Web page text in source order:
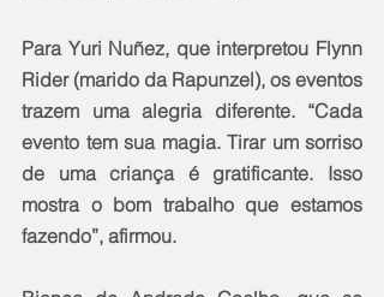
Para Yuri Nuñez, que interpretou Flynn
Rider (marido da Rapunzel), os eventos
trazem uma alegria diferente. “Cada
evento tem sua magia. Tirar um sorriso
de uma criança é gratificante. Isso
mostra o bom trabalho que estamos
fazendo”, afirmou.